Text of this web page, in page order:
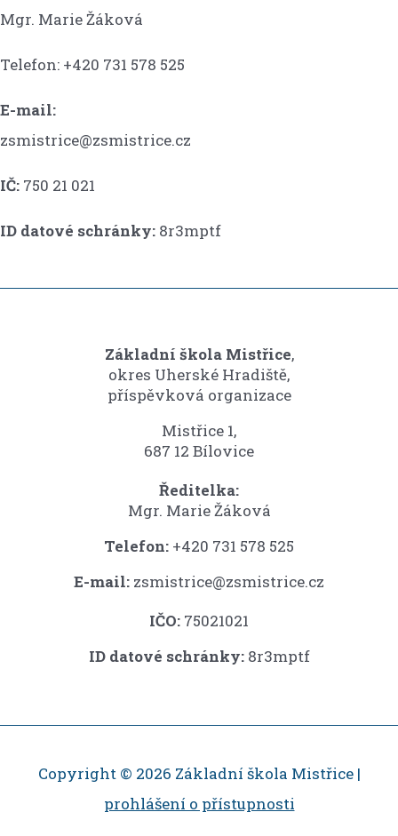
Mgr. Marie Žáková
Telefon: +420 731 578 525
E-mail:
zsmistrice@zsmistrice.cz
IČ: 750 21 021
ID datové schránky: 8r3mptf
Základní škola Mistřice,
okres Uherské Hradiště,
příspěvková organizace
Mistřice 1,
687 12 Bílovice
Ředitelka:
Mgr. Marie Žáková
Telefon: +420 731 578 525
E-mail: zsmistrice@zsmistrice.cz
IČO: 75021021
ID datové schránky:8r3mptf
Copyright © 2026 Základní škola Mistřice |
prohlášení o přístupnosti